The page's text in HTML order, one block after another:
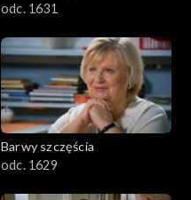
odc. 1631
Barwy szczęścia
odc. 1629